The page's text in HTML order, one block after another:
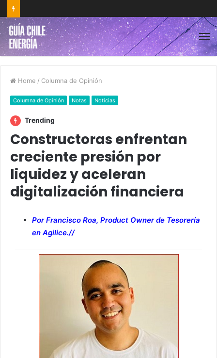
Home / Columna de Opinión
Columna de Opinión Notas Noticias
Trending
Constructoras enfrentan
creciente presión por
liquidez y aceleran
digitalización financiera
Por Francisco Roa, Product Owner de Tesorería
en Agilice.//